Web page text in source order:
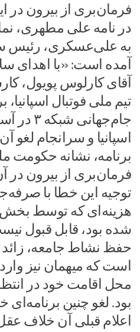
فرمان‌بری از بیرون در
در نامه علی مطهری،
به علی‌عسکری، رئیس
آمده است: «با اهدای
آقای کارلوس پویول،
تیم ملی فوتبال
اسپانیا و سرانجام لغو
برنامه، نشانه حکومت
فرمان‌بری از بیرون
توجیه این خطا با
هزینه‌ای که توسط
شده بود، قابل قبول
حفظ نشاط جامعه،
است که میهمان نیز
محل اقامت خود در
بود. لغو چنین برنامه‌ای
اعلام قبلی آن خلاف